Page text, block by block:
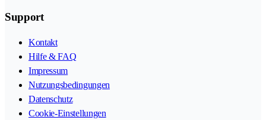
Support
Kontakt
Hilfe & FAQ
Impressum
Nutzungsbedingungen
Datenschutz
Cookie-Einstellungen